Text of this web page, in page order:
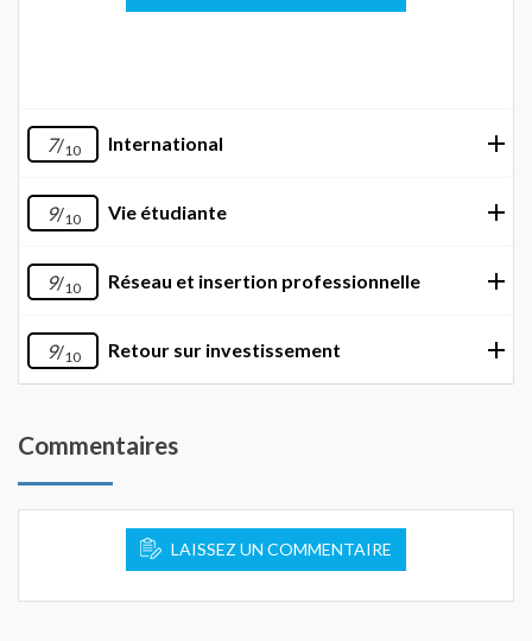
7/10 International
9/10 Vie étudiante
9/10 Réseau et insertion professionnelle
9/10 Retour sur investissement
Commentaires
LAISSEZ UN COMMENTAIRE